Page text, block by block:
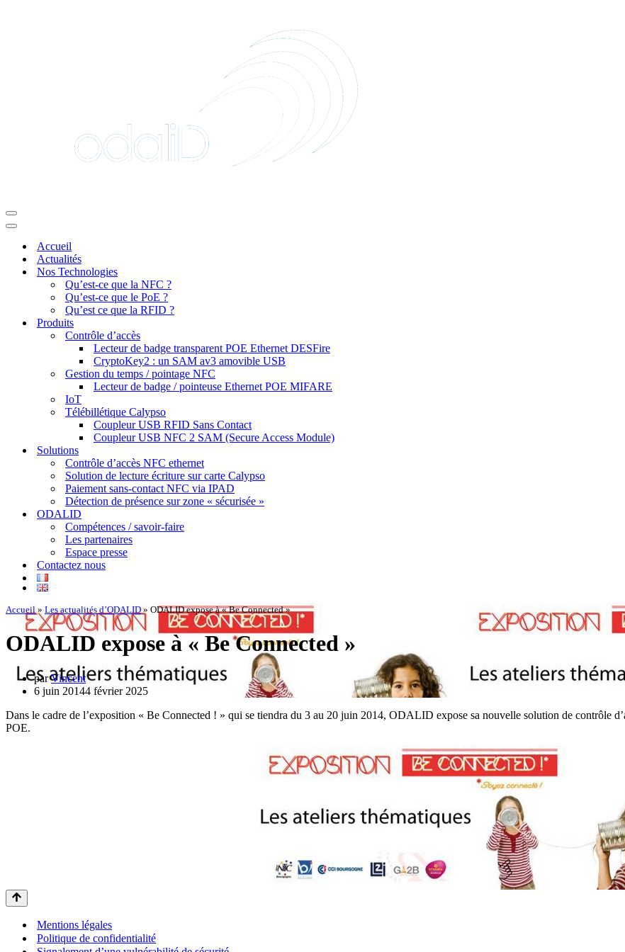
Menu
de
Menu
navigationAccueil
Actualités
Nos Technologies
Qu’est-ce que la NFC ?
Qu’est-ce que le PoE ?
Qu’est ce que la RFID ?
Produits
Contrôle d’accès
Lecteur de badge transparent POE Ethernet DESFire
CryptoKey2 : un SAM av3 amovible USB
Gestion du temps / pointage NFC
Lecteur de badge / pointeuse Ethernet POE MIFARE
IoT
Télébillétique Calypso
Coupleur USB RFID Sans Contact
Coupleur USB NFC 2 SAM (Secure Access Module)
Solutions
Contrôle d’accès NFC ethernet
Solution de lecture écriture sur carte Calypso
Paiement sans-contact NFC via IPAD
Détection de présence sur zone « sécurisée »
ODALID
Compétences / savoir-faire
Les partenaires
Espace presse
Contactez nous
Accueil» Les actualités d’ODALID» ODALID expose à « Be Connected »
ODALID expose à « Be Connected »
parVincent
6 juin 20144 février 2025
Dans le cadre de l’exposition « Be Connected ! » qui se tiendra du 3 au 20 juin 2014, ODALID expose sa nouvelle solution de contrôle
POE.
Mentions légales
Politique de confidentialité